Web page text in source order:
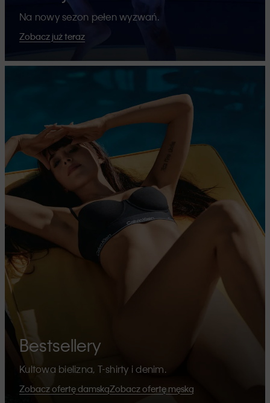
Na nowy sezon pełen wyzwań.
Zobacz już teraz
Bestsellery
Kultowa bielizna, T-shirty i denim.
Zobacz ofertę damskąZobacz ofertę męską